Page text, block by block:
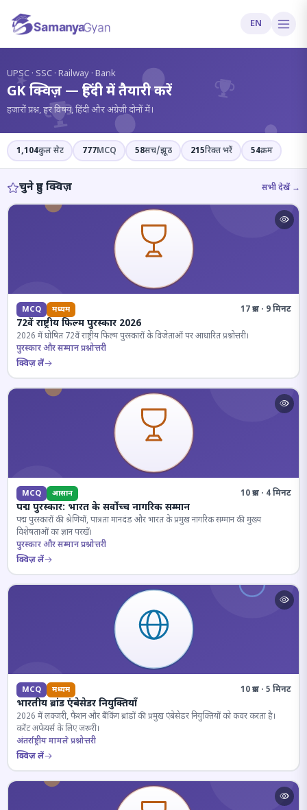
EN
?
UPSC · SSC · Railway · Bank
GK क्विज़ — हिंदी में तैयारी करें
हज़ारों प्रश्न, हर विषय, हिंदी और अंग्रेज़ी दोनों में।
1,104कुल सेट 777MCQ 58सच/झूठ 215रिक्त भरें 54क्रम
चुने हुए क्विज़ सभी देखें →
MCQ मध्यम 17 प्रश्न · 9 मिनट
72वें राष्ट्रीय फिल्म पुरस्कार 2026
2026 में घोषित 72वें राष्ट्रीय फिल्म पुरस्कारों के विजेताओं पर आधारित प्रश्नोत्तरी।
पुरस्कार और सम्मान प्रश्नोत्तरी
क्विज़ लें
MCQ आसान 10 प्रश्न · 4 मिनट
पद्म पुरस्कार: भारत के सर्वोच्च नागरिक सम्मान
पद्म पुरस्कारों की श्रेणियों, पात्रता मानदंड और भारत के प्रमुख नागरिक सम्मान की मुख्य
विशेषताओं का ज्ञान परखें।
पुरस्कार और सम्मान प्रश्नोत्तरी
क्विज़ लें
MCQ मध्यम 10 प्रश्न · 5 मिनट
भारतीय ब्रांड एंबेसेडर नियुक्तियाँ
2026 में लक्जरी, फैशन और बैंकिंग ब्रांडों की प्रमुख एंबेसेडर नियुक्तियों को कवर करता है।
करेंट अफेयर्स के लिए जरूरी।
अंतर्राष्ट्रीय मामले प्रश्नोत्तरी
क्विज़ लें